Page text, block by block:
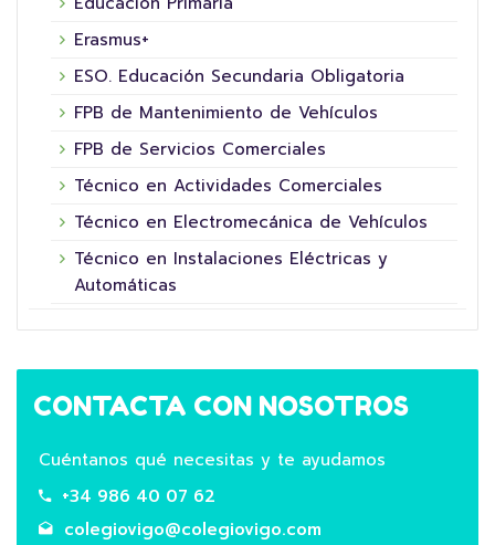
Erasmus+
ESO. Educación Secundaria Obligatoria
FPB de Mantenimiento de Vehículos
FPB de Servicios Comerciales
Técnico en Actividades Comerciales
Técnico en Electromecánica de Vehículos
Técnico en Instalaciones Eléctricas y
Automáticas
CONTACTA CON NOSOTROS
Cuéntanos qué necesitas y te ayudamos
+34 986 40 07 62
colegiovigo@colegiovigo.com